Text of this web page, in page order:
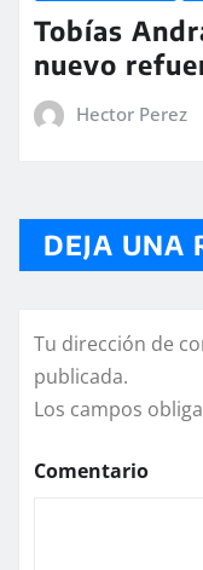
Tobías
nuevo
Hector Perez
DEJA UNA
Tu dirección de
publicada.
Los campos
Comentario